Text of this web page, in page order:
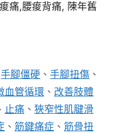
痛,腰痠背痛, 陳年舊
手腳僵硬 、手腳扭傷 、
血管循環 、 改善肢體
止痛 、 狹窄性肌腱滑
、 筋鍵痛症 、 筋骨扭